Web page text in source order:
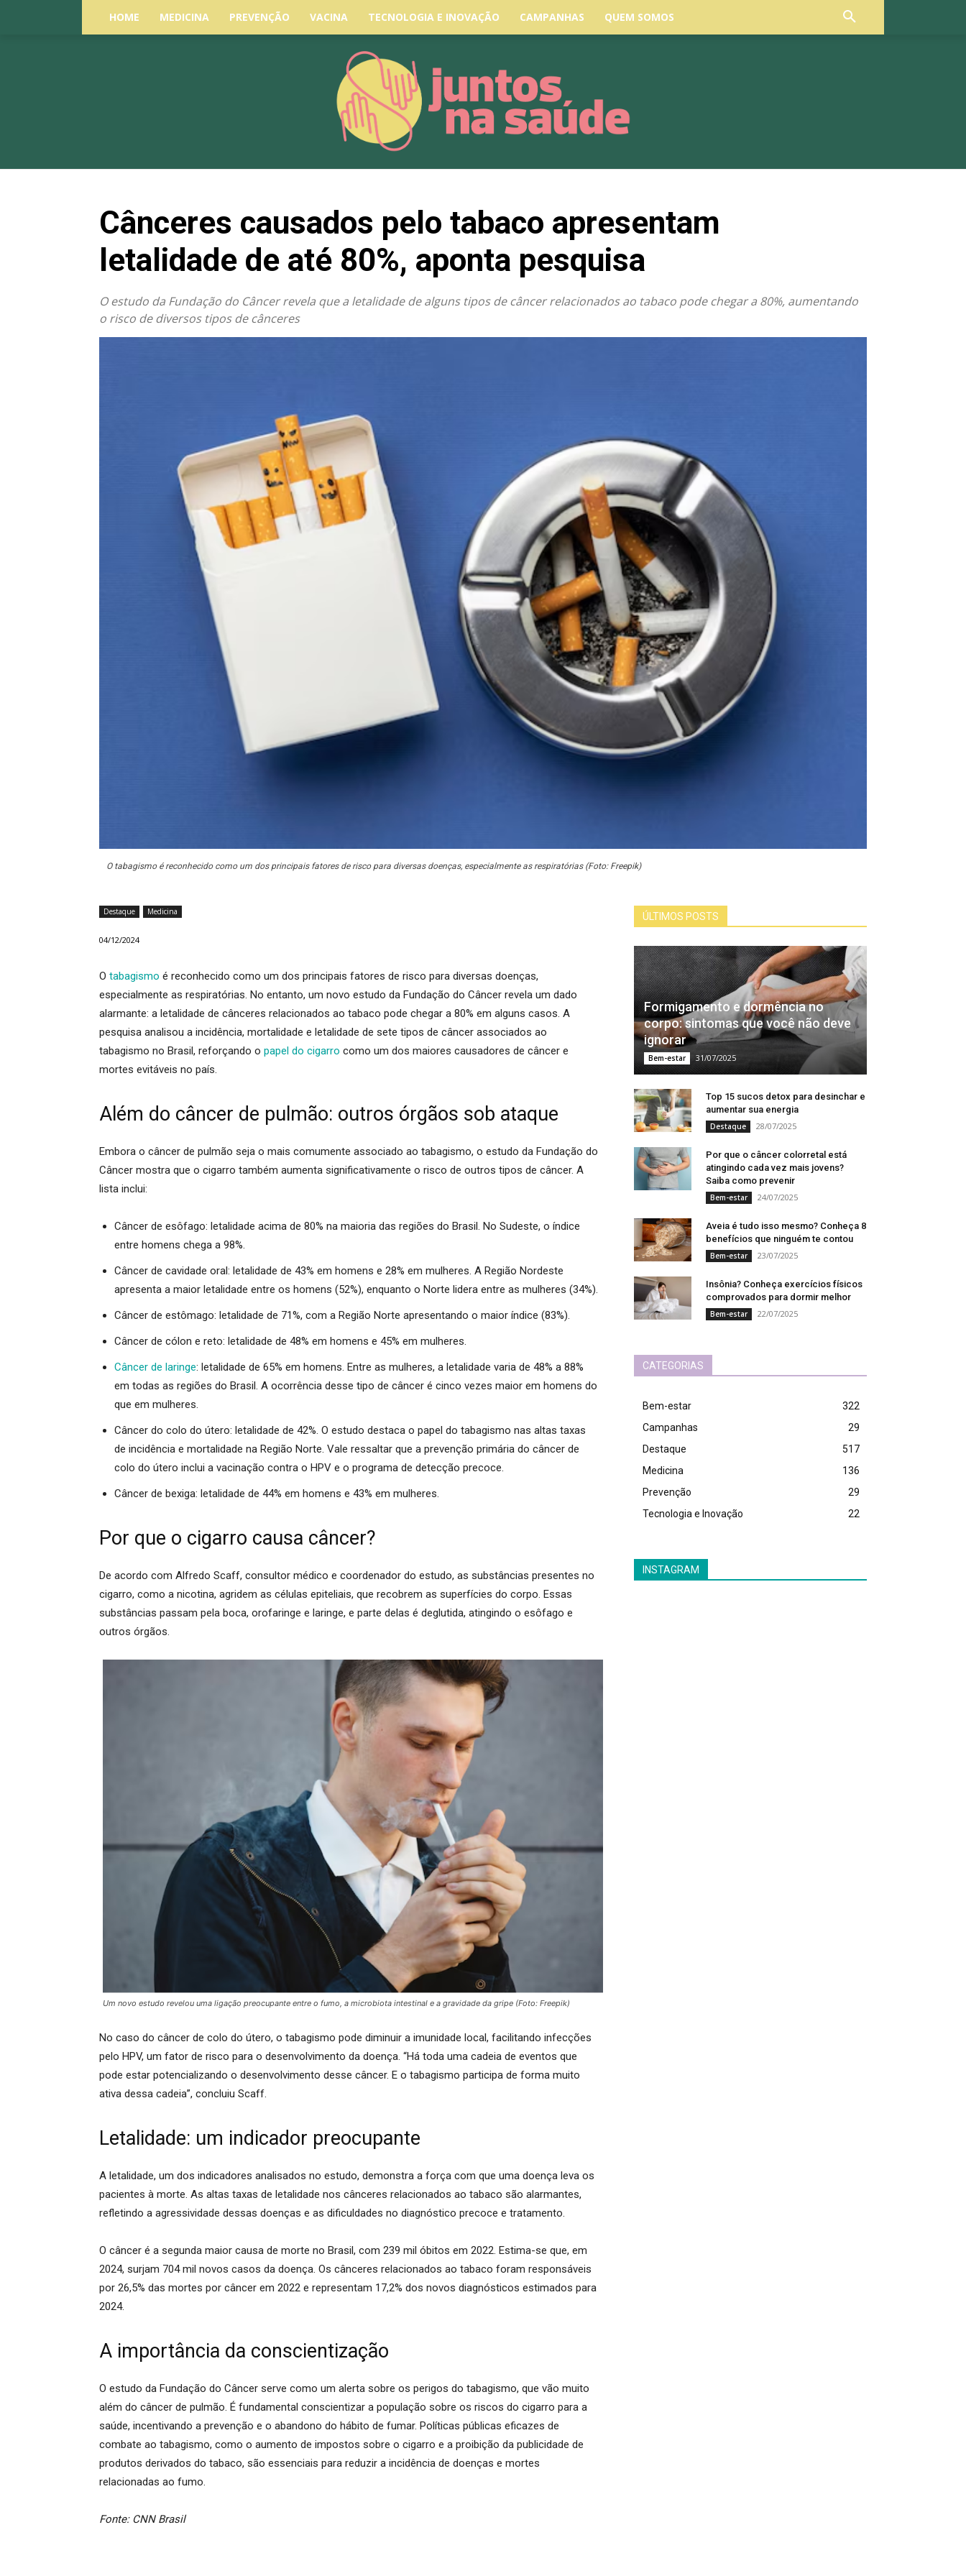
HOME MEDICINA PREVENÇÃO VACINA TECNOLOGIA E INOVAÇÃO CAMPANHAS QUEM SOMOS
Cânceres causados pelo tabaco apresentam
letalidade de até 80%, aponta pesquisa
O estudo da Fundação do Câncer revela que a letalidade de alguns tipos de câncer relacionados ao tabaco pode chegar a 80%, aumentando
o risco de diversos tipos de cânceres
O tabagismo é reconhecido como um dos principais fatores de risco para diversas doenças, especialmente as respiratórias (Foto: Freepik)
Destaque Medicina
04/12/2024
O tabagismo é reconhecido como um dos principais fatores de risco para diversas doenças,
especialmente as respiratórias. No entanto, um novo estudo da Fundação do Câncer revela um dado
alarmante: a letalidade de cânceres relacionados ao tabaco pode chegar a 80% em alguns casos. A
pesquisa analisou a incidência, mortalidade e letalidade de sete tipos de câncer associados ao
tabagismo no Brasil, reforçando o papel do cigarro como um dos maiores causadores de câncer e
mortes evitáveis no país.
Além do câncer de pulmão: outros órgãos sob ataque
Embora o câncer de pulmão seja o mais comumente associado ao tabagismo, o estudo da Fundação do
Câncer mostra que o cigarro também aumenta significativamente o risco de outros tipos de câncer. A
lista inclui:
Câncer de esôfago: letalidade acima de 80% na maioria das regiões do Brasil. No Sudeste, o índice
entre homens chega a 98%.
Câncer de cavidade oral: letalidade de 43% em homens e 28% em mulheres. A Região Nordeste
apresenta a maior letalidade entre os homens (52%), enquanto o Norte lidera entre as mulheres (34%).
Câncer de estômago: letalidade de 71%, com a Região Norte apresentando o maior índice (83%).
Câncer de cólon e reto: letalidade de 48% em homens e 45% em mulheres.
Câncer de laringe: letalidade de 65% em homens. Entre as mulheres, a letalidade varia de 48% a 88%
em todas as regiões do Brasil. A ocorrência desse tipo de câncer é cinco vezes maior em homens do
que em mulheres.
Câncer do colo do útero: letalidade de 42%. O estudo destaca o papel do tabagismo nas altas taxas
de incidência e mortalidade na Região Norte. Vale ressaltar que a prevenção primária do câncer de
colo do útero inclui a vacinação contra o HPV e o programa de detecção precoce.
Câncer de bexiga: letalidade de 44% em homens e 43% em mulheres.
Por que o cigarro causa câncer?
De acordo com Alfredo Scaff, consultor médico e coordenador do estudo, as substâncias presentes no
cigarro, como a nicotina, agridem as células epiteliais, que recobrem as superfícies do corpo. Essas
substâncias passam pela boca, orofaringe e laringe, e parte delas é deglutida, atingindo o esôfago e
outros órgãos.
Um novo estudo revelou uma ligação preocupante entre o fumo, a microbiota intestinal e a gravidade da gripe (Foto: Freepik)
No caso do câncer de colo do útero, o tabagismo pode diminuir a imunidade local, facilitando infecções
pelo HPV, um fator de risco para o desenvolvimento da doença. “Há toda uma cadeia de eventos que
pode estar potencializando o desenvolvimento desse câncer. E o tabagismo participa de forma muito
ativa dessa cadeia”, concluiu Scaff.
Letalidade: um indicador preocupante
A letalidade, um dos indicadores analisados no estudo, demonstra a força com que uma doença leva os
pacientes à morte. As altas taxas de letalidade nos cânceres relacionados ao tabaco são alarmantes,
refletindo a agressividade dessas doenças e as dificuldades no diagnóstico precoce e tratamento.
O câncer é a segunda maior causa de morte no Brasil, com 239 mil óbitos em 2022. Estima-se que, em
2024, surjam 704 mil novos casos da doença. Os cânceres relacionados ao tabaco foram responsáveis
por 26,5% das mortes por câncer em 2022 e representam 17,2% dos novos diagnósticos estimados para
2024.
A importância da conscientização
O estudo da Fundação do Câncer serve como um alerta sobre os perigos do tabagismo, que vão muito
além do câncer de pulmão. É fundamental conscientizar a população sobre os riscos do cigarro para a
saúde, incentivando a prevenção e o abandono do hábito de fumar. Políticas públicas eficazes de
combate ao tabagismo, como o aumento de impostos sobre o cigarro e a proibição da publicidade de
produtos derivados do tabaco, são essenciais para reduzir a incidência de doenças e mortes
relacionadas ao fumo.
Fonte: CNN Brasil
ÚLTIMOS POSTS
Formigamento e dormência no
corpo: sintomas que você não deve
ignorar
Bem-estar 31/07/2025
Top 15 sucos detox para desinchar e
aumentar sua energia
Destaque 28/07/2025
Por que o câncer colorretal está
atingindo cada vez mais jovens?
Saiba como prevenir
Bem-estar 24/07/2025
Aveia é tudo isso mesmo? Conheça 8
benefícios que ninguém te contou
Bem-estar 23/07/2025
Insônia? Conheça exercícios físicos
comprovados para dormir melhor
Bem-estar 22/07/2025
CATEGORIAS
Bem-estar
322
Campanhas
29
Destaque
517
Medicina
136
Prevenção
29
Tecnologia e Inovação
22
INSTAGRAM